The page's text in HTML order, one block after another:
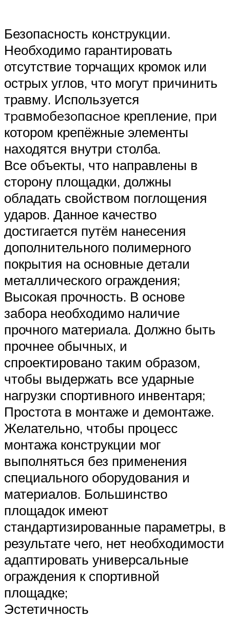
Безопасность конструкции.
Необходимо гарантировать
отсутствие торчащих кромок или
острых углов, что могут причинить
травму. Используется
тpaвмoбeзoпacнoe крепление, пpи
котором крепёжные элементы
находятся внутри столба.
Все объекты, что направлены в
сторону площадки, должны
обладать свойством поглощения
ударов. Данное качество
достигается путём нанесения
дополнительного полимерного
покрытия на основные детали
металлического ограждения;
Высокая прочность. В основе
забора необходимо наличие
прочного материала. Должно быть
прочнее обычных, и
спроектировано таким образом,
чтобы выдержать все ударные
нагрузки спортивного инвентаря;
Простота в монтаже и демонтаже.
Желательно, чтобы процесс
монтажа конструкции мог
выполняться без применения
специального оборудования и
материалов. Большинство
площадок имеют
стандартизированные параметры, в
результате чего, нет необходимости
адаптировать универсальные
ограждения к спортивной
площадке;
Эстетичность